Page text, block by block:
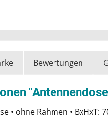
Bewertungen
• ohne Rahmen •